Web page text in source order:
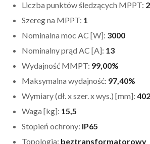
Liczba punktów śledzących MPPT: 2
Szereg na MPPT: 1
Nominalna moc AC [W]: 3000
Nominalny prąd AC [A]: 13
Wydajność MMPT: 99,00%
Maksymalna wydajność: 97,40%
Wymiary (dł. x szer. x wys.) [mm]:
Waga [kg]: 15,5
Stopień ochrony: IP65
Topologia: beztransformatorowy